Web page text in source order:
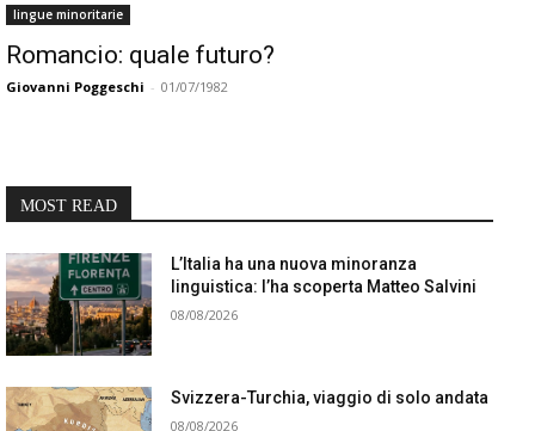
lingue minoritarie
Romancio: quale futuro?
Giovanni Poggeschi - 01/07/1982
MOST READ
L’Italia ha una nuova minoranza
linguistica: l’ha scoperta Matteo Salvini
08/08/2026
Svizzera-Turchia, viaggio di solo andata
08/08/2026